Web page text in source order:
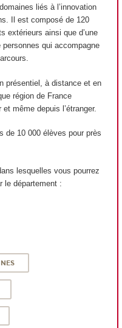
liés à l’innovation
Il est composé de 120
extérieurs ainsi que d’une
qui accompagne
présentiel, à distance et en
région de France
même depuis l’étranger.
de 10 000 élèves pour près
lesquelles vous pourrez
le département :